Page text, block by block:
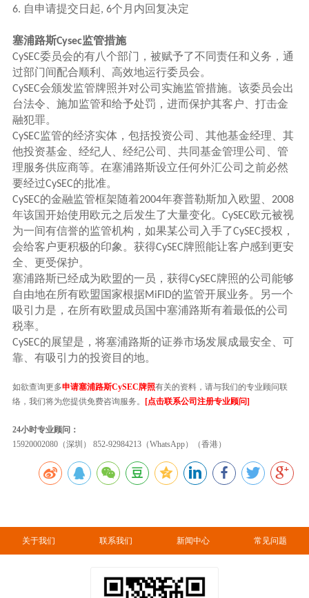
6. 自申请提交日起, 6个月内回复决定
塞浦路斯Cysec监管措施
CySEC委员会的有八个部门，被赋予了不同责任和义务，通
过部门间配合顺利、高效地运行委员会。
CySEC会颁发监管牌照并对公司实施监管措施。该委员会出
台法令、施加监管和给予处罚，进而保护其客户、打击金
融犯罪。
CySEC监管的经济实体，包括投资公司、其他基金经理、其
他投资基金、经纪人、经纪公司、共同基金管理公司、管
理服务供应商等。在塞浦路斯设立任何外汇公司之前必然
要经过CySEC的批准。
CySEC的金融监管框架随着2004年赛普勒斯加入欧盟、 2008
年该国开始使用欧元之后发生了大量变化。 CySEC欧元被视
为一间有信誉的监管机构，如果某公司入手了CySEC授权，
会给客户更积极的印象。获得CySEC牌照能让客户感到更安
全、更受保护。
塞浦路斯已经成为欧盟的一员，获得CySEC牌照的公司能够
自由地在所有欧盟国家根据MiFID的监管开展业务。另一个
吸引力是，在所有欧盟成员国中塞浦路斯有着最低的公司
税率。
CySEC的展望是，将塞浦路斯的证券市场发展成最安全、可
靠、有吸引力的投资目的地。
如欲查询更多申请塞浦路斯CySEC牌照有关的资料，请与我们的专业顾问联
络，我们将为您提供免费咨询服务。 [点击联系公司注册专业顾问]
24小时专业顾问：
15920002080（深圳） 852-92984213（WhatsApp）（香港）
关于我们 联系我们 新闻中心 常见问题